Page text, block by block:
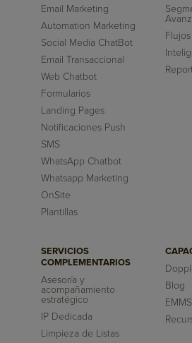
Email Marketing
Automation Marketing
Social Media ChatBot
Email Transaccional
Web Chatbot
Formularios
Landing Pages
Notificaciones Push
SMS
WhatsApp Chatbot
Whatsapp Marketing
OnSite
Plantillas
SERVICIOS
COMPLEMENTARIOS
Asesoría y
acompañamiento
estratégico
IP Dedicada
Limpieza de Listas
Blog
EMMS